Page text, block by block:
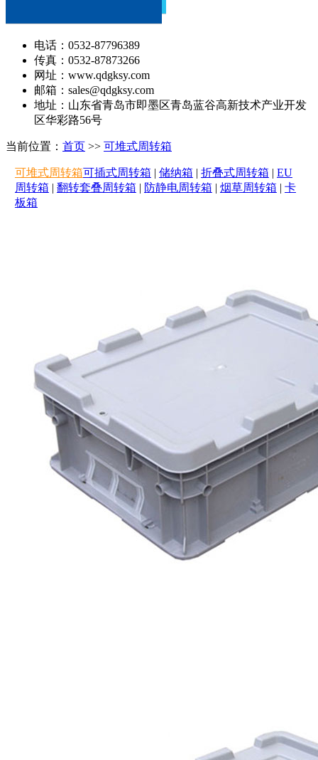
电话：0532-87796389
传真：0532-87873266
网址：www.qdgksy.com
邮箱：sales@qdgksy.com
地址：山东省青岛市即墨区青岛蓝谷高新技术产业开发
区华彩路56号
当前位置： 首页 >> 可堆式周转箱
可堆式周转箱可插式周转箱 | 储纳箱 | 折叠式周转箱 | EU
周转箱 | 翻转套叠周转箱 | 防静电周转箱 | 烟草周转箱 | 卡
板箱